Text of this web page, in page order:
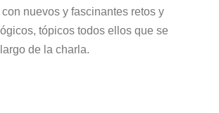
nuevos y fascinantes retos y
tópicos todos ellos que se
de la charla.